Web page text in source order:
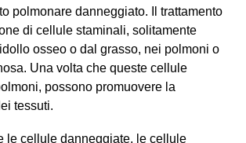
polmonare danneggiato. Il trattamento
di cellule staminali, solitamente
osseo o dal grasso, nei polmoni o
Una volta che queste cellule
possono promuovere la
tessuti.
le cellule danneggiate, le cellule